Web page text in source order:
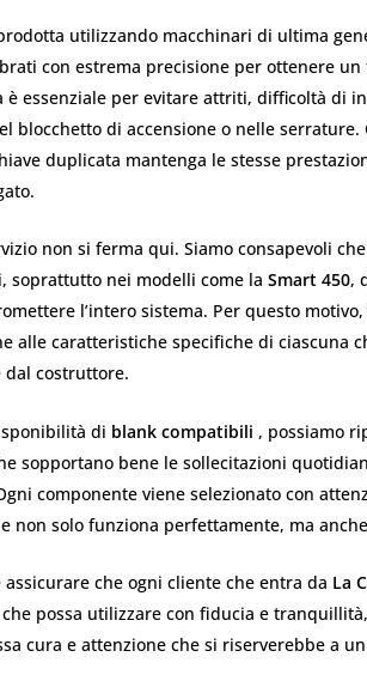
utilizzando macchinari di ultima
con estrema precisione per ottenere
è essenziale per evitare attriti, difficoltà di
blocchetto di accensione o nelle serrature.
duplicata mantenga le stesse
non si ferma qui. Siamo consapevoli
soprattutto nei modelli come la Smart 450,
l’intero sistema. Per questo
alle caratteristiche specifiche di ciascuna
dal costruttore.
di blank compatibili , possiamo
sopportano bene le sollecitazioni
componente viene selezionato con
non solo funziona perfettamente, ma
assicurare che ogni cliente che entra da La
possa utilizzare con fiducia e
cura e attenzione che si riserverebbe a